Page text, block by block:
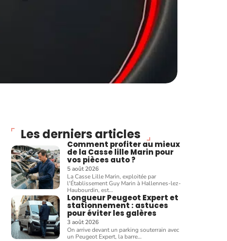
Les derniers articles
Comment profiter au mieux
de la Casse lille Marin pour
vos pièces auto ?
5 août 2026
La Casse Lille Marin, exploitée par
l'Établissement Guy Marin à Hallennes-lez-
Haubourdin, est…
Longueur Peugeot Expert et
stationnement : astuces
pour éviter les galères
3 août 2026
On arrive devant un parking souterrain avec
un Peugeot Expert, la barre…